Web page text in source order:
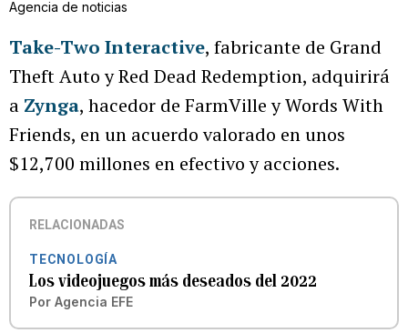
Agencia de noticias
Take-Two Interactive, fabricante de Grand
Theft Auto y Red Dead Redemption, adquirirá
a Zynga, hacedor de FarmVille y Words With
Friends, en un acuerdo valorado en unos
$12,700 millones en efectivo y acciones.
RELACIONADAS
TECNOLOGÍA
Los videojuegos más deseados del 2022
Por Agencia EFE